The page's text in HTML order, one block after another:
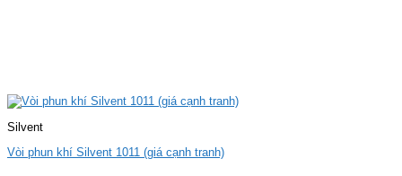
Silvent
Vòi phun khí Silvent 1011 (giá cạnh tranh)